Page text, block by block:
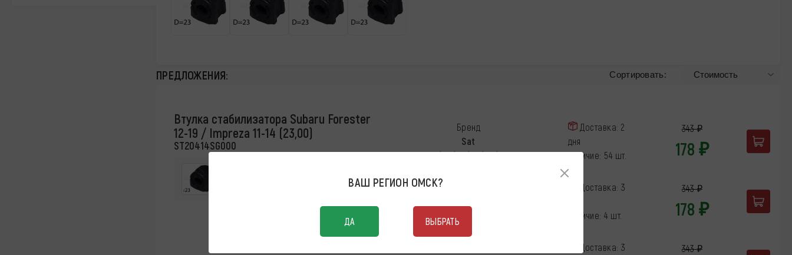
ПРЕДЛОЖЕНИЯ: Сортировать:
Втулка стабилизатора Subaru Forester
12-19 / Impreza 11-14 (23,00)
ST20414SG000
Бренд
Sat
Доставка: 2
дня
Наличие: 54 шт.
343 ₽
178 ₽
Доставка: 3
Наличие: 4 шт.
343 ₽
178 ₽
Доставка: 3
343 ₽
ВАШ РЕГИОН ОМСК?
ДА ВЫБРАТЬ